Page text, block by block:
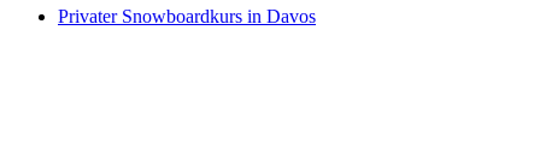
Privater Snowboardkurs in Davos